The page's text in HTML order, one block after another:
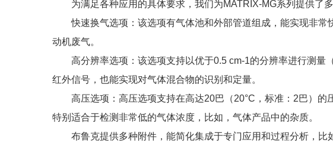
为满足各种应用的具体要求，我们为MATRIX-MG系列提供了多
快速换气选项：该选项有气体池和外部管道组成，能实现非常
动机废气。
高分辨率选项：该选项支持以优于0.5 cm-1的分辨率进行测量
红外信号，也能实现对气体混合物的识别和定量。
高压选项：高压选项支持在高达20巴（20°C，标准：2巴）的
特别适合于检测非常低的气体浓度，比如，气体产品中的杂质。
布鲁克提供多种附件，能简化集成于专门应用和过程分析，比